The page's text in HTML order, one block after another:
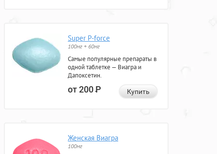
Super P-force
100мг + 60мг
Самые популярные препараты в
одной таблетке — Виагра и
Дапоксетин.
от 200Р Купить
Женская Виагра
100мг